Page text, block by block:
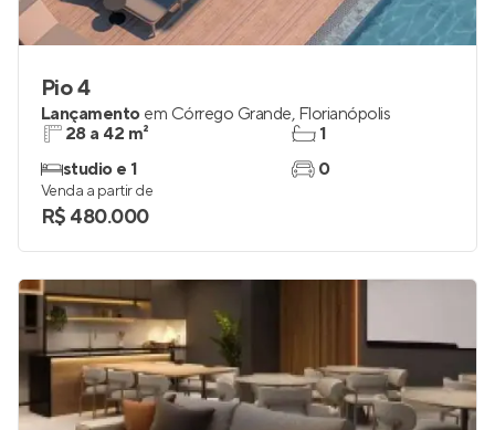
Pio 4
Lançamento em Córrego Grande, Florianópolis
28 a 42 m²
studio e 1
1
0
Venda a partir de
R$ 480.000